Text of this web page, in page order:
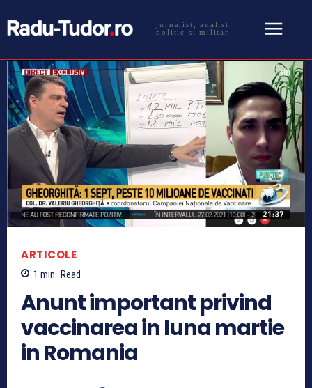
jurnalist, analist
politic si militar
ARTICOLE
1 min. Read
Anunt important privind
vaccinarea in luna martie
in Romania